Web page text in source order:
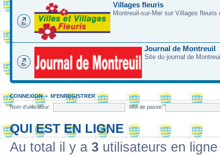
Villages fleuris
Montreuil-sur-Mer sur Villages fleuris
Journal de Montreuil
Site du journal de
CONNEXION• M’ENREGISTRER
Nom d’utilisateur:
Mot de passe:
QUI EST EN LIGNE
Au total il y a 3 utilisateurs en